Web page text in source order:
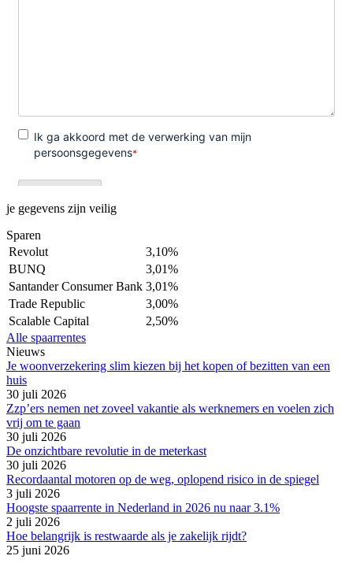
je gegevens zijn veilig
Sparen
Revolut
3,10%
BUNQ
3,01%
Santander Consumer Bank 3,01%
Trade Republic
3,00%
Scalable Capital
2,50%
Alle spaarrentes
Nieuws
Je woonverzekering slim kiezen bij het kopen of bezitten van een
huis
30 juli 2026
Zzp’ers nemen net zoveel vakantie als werknemers en voelen zich
vrij om te gaan
30 juli 2026
De onzichtbare revolutie in de meterkast
30 juli 2026
Recordaantal motoren op de weg, oplopend risico in de spiegel
3 juli 2026
Hoogste spaarrente in Nederland in 2026 nu naar 3.1%
2 juli 2026
Hoe belangrijk is restwaarde als je zakelijk rijdt?
25 juni 2026